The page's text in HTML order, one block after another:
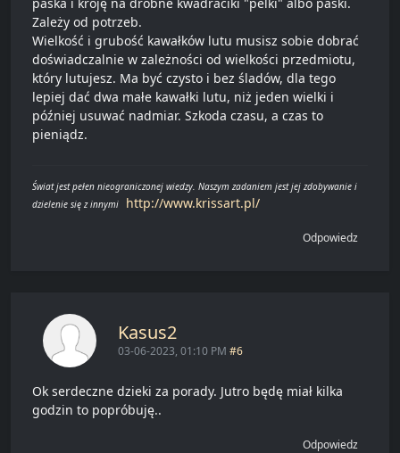
Zależy od potrzeb.
Wielkość i grubość kawałków lutu musisz sobie dobrać
doświadczalnie w zależności od wielkości przedmiotu,
który lutujesz. Ma być czysto i bez śladów, dla tego
lepiej dać dwa małe kawałki lutu, niż jeden wielki i
później usuwać nadmiar. Szkoda czasu, a czas to
pieniądz.
Świat jest pełen nieograniczonej wiedzy. Naszym zadaniem jest jej zdobywanie i
dzielenie się z innymi
http://www.krissart.pl/
Odpowiedz
Kasus2
03-06-2023, 01:10 PM #6
Ok serdeczne dzieki za porady. Jutro będę miał kilka
godzin to popróbuję..
Odpowiedz